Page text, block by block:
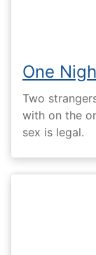
One
Two
with on the
sex is legal.